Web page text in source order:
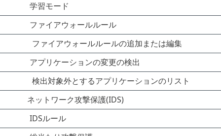
学習モード
ファイアウォールルール
ファイアウォールルールの追加または編集
アプリケーションの変更の検出
検出対象外とするアプリケーションのリスト
ネットワーク攻撃保護(IDS)
IDSルール